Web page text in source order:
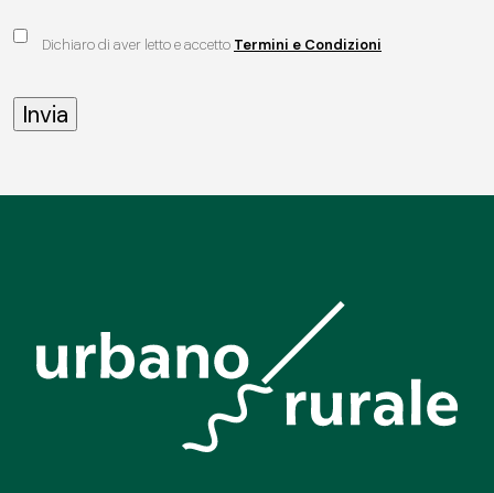
Dichiaro di aver letto e accetto Termini e Condizioni